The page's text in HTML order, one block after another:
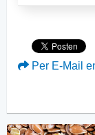
Per E-Mail